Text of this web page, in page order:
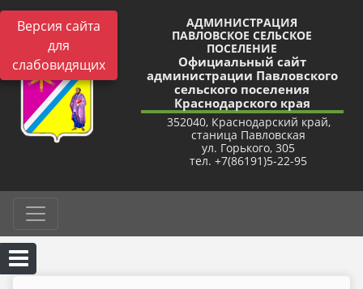
Версия сайта
для
слабовидящих
АДМИНИСТРАЦИЯ
ПАВЛОВСКОЕ СЕЛЬСКОЕ
ПОСЕЛЕНИЕ
Официальный сайт
администрации Павловского
сельского поселения
Краснодарского края
352040, Краснодарский край,
станица Павловская
ул. Горького, 305
тел. +7(86191)5-22-95